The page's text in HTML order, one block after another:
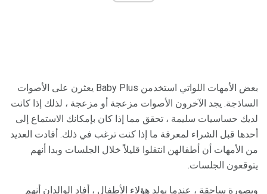
بعض الأمهات اللواتي استخدمن Baby Plus يعثرن على الأصوات
الساذجة. يجد الآخرون الأصوات مزعجة أو مزعجة ، لذلك إذا كانت
لديك حساسيات سليمة ، تحقق مما إذا كان بإمكانك الاستماع إلى
أحدها قبل الشراء لمعرفة ما إذا كنت ترغب في ذلك. أفادت العديد
من الأمهات أن أطفالهن انتقلوا قليلاً خلال الجلسات وبدا أنهم
يتوقعون الجلسات.
وبصورة ساحقة ، عندما يولد هؤلاء الأطفال ، أفاد الوالدان أنهم